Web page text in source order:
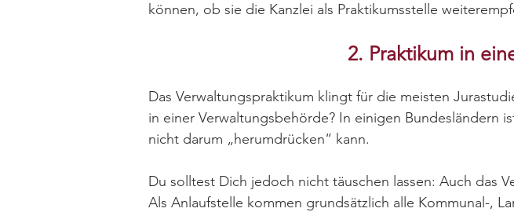
können, ob sie die Kanzlei als Praktikumsstelle
2. Praktikum in
Das Verwaltungspraktikum klingt für die meisten
in einer Verwaltungsbehörde? In einigen Bundesländern
nicht darum „herumdrücken“ kann.
Du solltest Dich jedoch nicht täuschen lassen: Auch das
Als Anlaufstelle kommen grundsätzlich alle Kommunal-,